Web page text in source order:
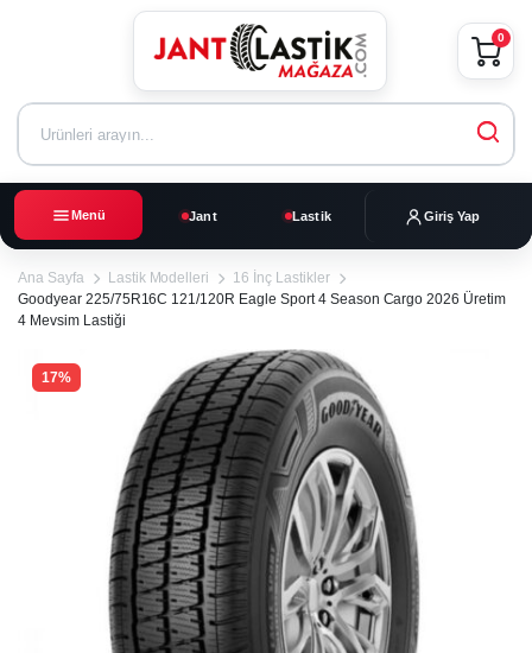
Menü Jant Lastik Giriş Yap
0
Ana Sayfa Lastik Modelleri
16 İnç Lastikler
Goodyear 225/75R16C 121/120R Eagle Sport 4 Season Cargo 2026 Üretim
4 Mevsim Lastiği
17%